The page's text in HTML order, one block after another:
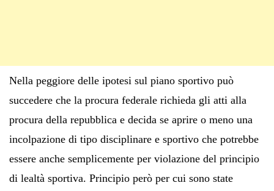
Nella peggiore delle ipotesi sul piano sportivo può
succedere che la procura federale richieda gli atti alla
procura della repubblica e decida se aprire o meno una
incolpazione di tipo disciplinare e sportivo che potrebbe
essere anche semplicemente per violazione del principio
di lealtà sportiva. Principio però per cui sono state